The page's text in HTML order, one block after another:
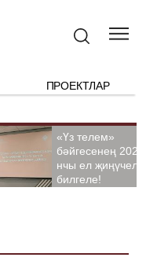
ПРОЕКТЛАР
«Үз телем»
бәйгесенең 2026
нчы ел
билгеле!